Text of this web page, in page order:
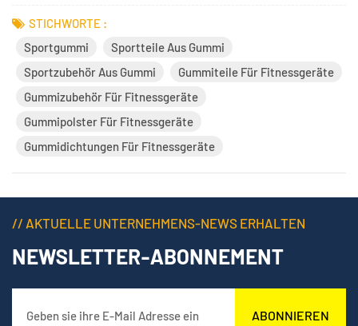
Benutzerfreundlichkeit auswirken. Als professioneller
Hersteller von Gummi- und Metallteilen, Kingtom bietet
STICHWORTE :
Sportgummi
Sportteile Aus Gummi
Sportzubehör Aus Gummi
Gummiteile Für Fitnessgeräte
Gummizubehör Für Fitnessgeräte
Gummipolster Für Fitnessgeräte
Gummidichtungen Für Fitnessgeräte
// AKTUELLE UNTERNEHMENS-NEWS ERHALTEN
NEWSLETTER-ABONNEMENT
ABONNIEREN